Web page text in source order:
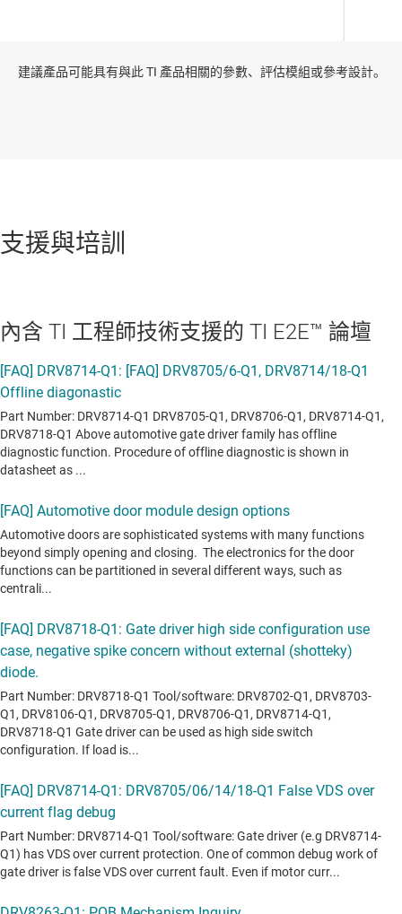
建議產品可能具有與此 TI 產品相關的參數、評估模組或參考設計。
支援與培訓
內含 TI 工程師技術支援的 TI E2E™ 論壇